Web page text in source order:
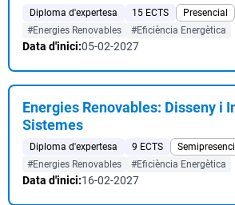
Diploma d'expertesa 15 ECTS Presencial
#Energies Renovables
#Eficiència Energètica
Data d'inici:05-02-2027
Energies Renovables: Disseny i
Sistemes
Diploma d'expertesa 9 ECTS
#Energies Renovables
#Eficiència Energètica
Data d'inici:16-02-2027